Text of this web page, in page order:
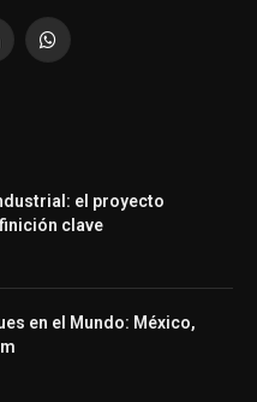
WhatsApp
el proyecto
clave
en el Mundo: México,